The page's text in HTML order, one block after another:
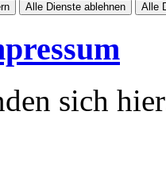
Alle Dienste ablehnen Alle
sich